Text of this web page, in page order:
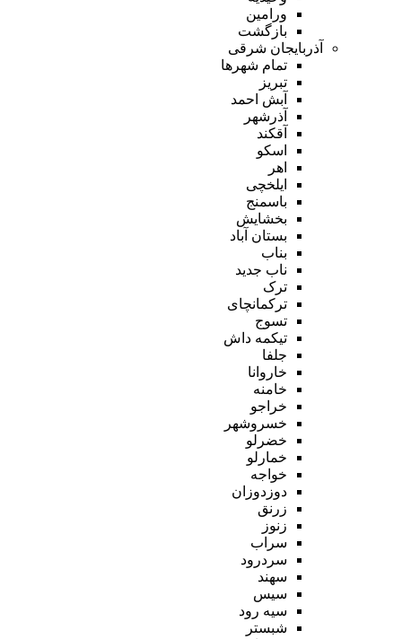
ورامین
بازگشت
آذربایجان شرقی
تمام شهر‌ها
تبریز
آبش احمد
آذرشهر
آقکند
اسکو
اهر
ایلخچی
باسمنج
بخشایش
بستان آباد
بناب
ناب جدید
ترک
ترکمانچای
تسوج
تیکمه داش
جلفا
خاروانا
خامنه
خراجو
خسروشهر
خضرلو
خمارلو
خواجه
دوزدوزان
زرنق
زنوز
سراب
سردرود
سهند
سیس
سیه رود
شبستر